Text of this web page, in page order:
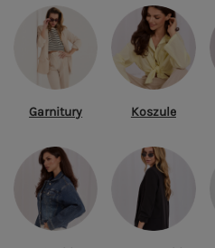
Garnitury Koszule